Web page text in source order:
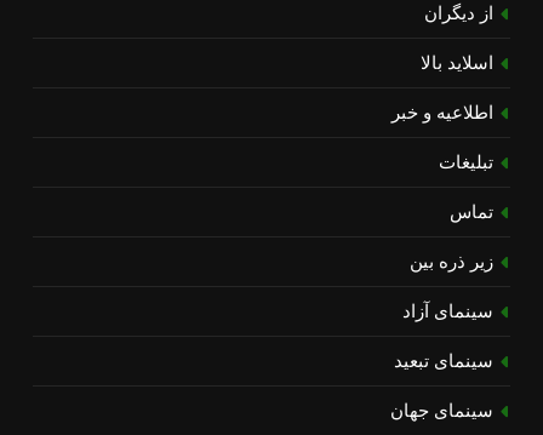
از دیگران
اسلاید بالا
اطلاعیه و خبر
تبلیغات
تماس
زیر ذره بین
سینمای آزاد
سینمای تبعید
سینمای جهان